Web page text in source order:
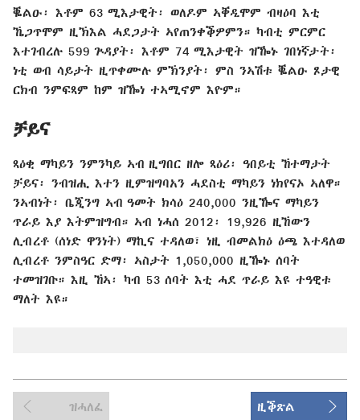
ቘልዑ፡ እቶም 63 ሚእታዊት፡ ወለዶም ኣቐዲሞም ብዛዕባ እቲ
ኼጋጥሞም ዚኽእል ሓደጋታት ኣየጠንቀቕዎምን። ካብቲ ምርምር
እተገብረሉ 599 ጕዳያት፡ እቶም 74 ሚእታዊት ዝዀኑ ገበነኛታት፡
ነቲ ወብ ሳይታት ዚጥቀሙሉ ምኽንያት፡ ምስ ንኣሽቱ ቘልዑ ጾታዊ
ርክብ ንምፍጻም ከም ዝዀነ ተኣሚኖም እዮም።
ቻይና
ጻዕቂ ማካይን ንምንካይ ኣብ ዚግበር ዘሎ ጻዕሪ፡ ዓበይቲ ኸተማታት
ቻይና፡ ንብዝሒ እተን ዚምዝግባአን ሓደስቲ ማካይን ነክየናኦ ኣለዋ።
ንኣብነት፡ ቤጂንግ ኣብ ዓመት ክሳዕ 240,000 ንዚዀና ማካይን
ጥራይ እያ እትምዝግብ። ኣብ ነሓሰ 2012፡ 19,926 ዚኸውን
ሊብረቶ (ሰነድ ዋንነት) ማኪና ተዳለወ፣ ነዚ ብመልክዕ ዕጫ እተዳለወ
ሊብረቶ ንምስዓር ድማ፡ ኣስታት 1,050,000 ዚዀኑ ሰባት
ተመዝገቡ። እዚ ኸኣ፡ ካብ 53 ሰባት እቲ ሓደ ጥራይ እዩ ተዓዊቱ
ማለት እዩ።
ዝሓለፈ ዚቕጽል